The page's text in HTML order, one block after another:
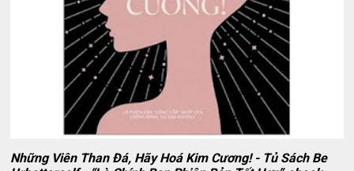
Những Viên Than Đá, Hãy Hoá Kim Cương! - Tủ Sách Be